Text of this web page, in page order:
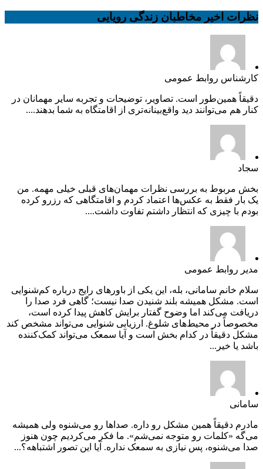
نظرات اخیر مخاطبان زندگی رویایی
کارشناس روابط عمومی
دقیقاً همین‌طور است. تصاویر، توضیحات و تجربه سایر مهمانان در
کنار هم می‌توانند دید واقع‌بینانه‌تری از اقامتگاه به شما بدهند....
سجاد
بخش مربوط به بررسی نظرات مهمان‌های قبلی خیلی مهمه. من
یک بار فقط به عکس‌ها اعتماد کردم و اقامتگاهی که رزرو کرده
بودم با چیزی که انتظار داشتم تفاوت داشت....
مدیر روابط عمومی
سلام خانم سامانی، بله، این یکی از باورهای رایج درباره کم‌شنوایی
است. مشکل همیشه بلند شنیدن صدا نیست؛ گاهی فرد صدا را
دریافت می‌کند اما وضوح گفتار برایش کاهش پیدا کرده است،
مخصوصاً در محیط‌های شلوغ. ارزیابی شنوایی می‌تواند مشخص کند
مشکل دقیقاً در کدام بخش است و آیا سمعک می‌تواند کمک‌کننده
باشد یا خیر...
سامانی
مادرم دقیقاً همین مشکل رو داره. صداها رو می‌شنوه ولی همیشه
می‌گه «کلمات رو متوجه نمی‌شم». ما فکر می‌کردیم چون هنوز
صدا می‌شنوه، پس نیازی به سمعک نداره. آیا این تصور اشتباهه؟...